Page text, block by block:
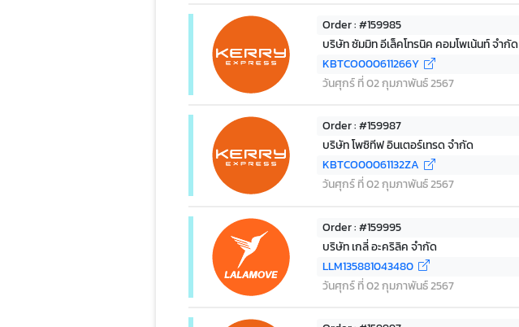
Order : #159985
บริษัท ซัมมิท อีเล็คโทรนิค คอมโพเน้นท์ จำกัด
KBTCO000611266Y
วันศุกร์ ที่ 02 กุมภาพันธ์ 2567
Order : #159987
บริษัท โพซิทีฟ อินเตอร์เทรด จำกัด
KBTCO00061132ZA
วันศุกร์ ที่ 02 กุมภาพันธ์ 2567
Order : #159995
บริษัท เกลี่ อะคริลิค จำกัด
LLM135881043480
วันศุกร์ ที่ 02 กุมภาพันธ์ 2567